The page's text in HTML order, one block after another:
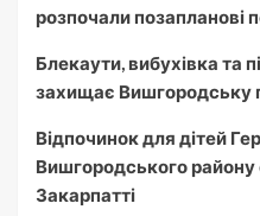
розпочали позапланові
Блекаути, вибухівка та
захищає Вишгородську
Відпочинок для дітей
Вишгородського району
Закарпатті